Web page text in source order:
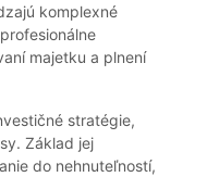
komplexné
majetku a plnení
stratégie,
Základ jej
do nehnuteľností,